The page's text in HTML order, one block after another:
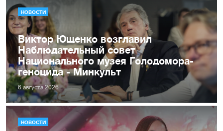
НОВОСТИ
Виктор Ющенко возглавил
Наблюдательный совет
Национального музея Голодомора-
геноцида - Минкульт
6 августа 2026
НОВОСТИ